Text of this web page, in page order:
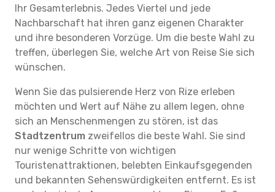
Ihr Gesamterlebnis. Jedes Viertel und jede
Nachbarschaft hat ihren ganz eigenen Charakter
und ihre besonderen Vorzüge. Um die beste Wahl zu
treffen, überlegen Sie, welche Art von Reise Sie sich
wünschen.
Wenn Sie das pulsierende Herz von Rize erleben
möchten und Wert auf Nähe zu allem legen, ohne
sich an Menschenmengen zu stören, ist das
Stadtzentrum zweifellos die beste Wahl. Sie sind
nur wenige Schritte von wichtigen
Touristenattraktionen, belebten Einkaufsgegenden
und bekannten Sehenswürdigkeiten entfernt. Es ist